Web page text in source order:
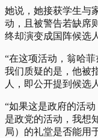
她说，她接获学生与
动，且被警告若缺席
终却演变成国阵候选
“在这项活动，翁哈
我们质疑的是，他被
人，即公开提到候选
“如果这是政府的活
是政党的活动，我想
局）的礼堂是否能用